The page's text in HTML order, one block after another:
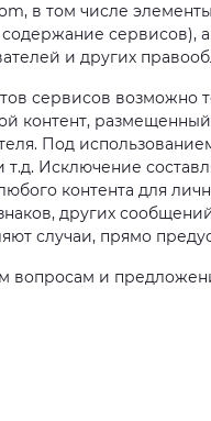
в том числе
сервисов),
и других
сервисов
контент, размещенный
Под
Исключение
контента для
других
случаи, прямо
вопросам и